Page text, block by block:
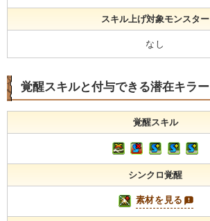
スキル上げ対象モンスター
なし
覚醒スキルと付与できる潜在キラー
覚醒スキル
シンクロ覚醒
素材を見る